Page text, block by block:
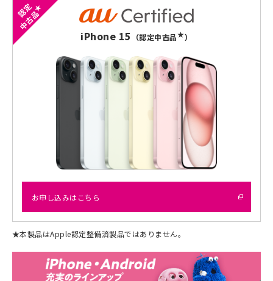
認定
中古品
★
iPhone 15 （認定中古品★）
お申し込みはこちら
★本製品はApple認定整備済製品ではありません。